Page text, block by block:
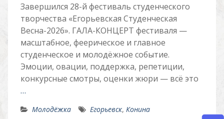
Завершился 28-й фестиваль студенческого
творчества «Егорьевская Студенческая
Весна-2026». ГАЛА-КОНЦЕРТ фестиваля —
масштабное, феерическое и главное
студенческое и молодёжное событие.
Эмоции, овации, поддержка, репетиции,
конкурсные смотры, оценки жюри — всё это
…
Молодёжка Егорьевск, Конина